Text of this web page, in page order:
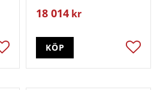
Lägg till i favoriter
18 014 kr
KÖP